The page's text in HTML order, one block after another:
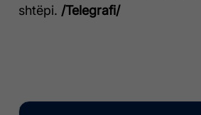
shtëpi. /Telegrafi/